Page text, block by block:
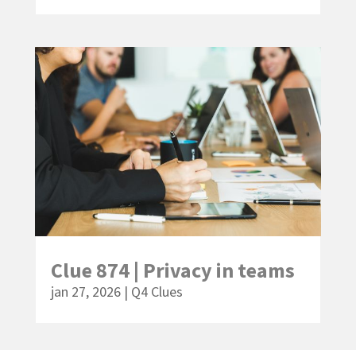
Clue 874 | Privacy in teams
jan 27, 2026| Q4 Clues